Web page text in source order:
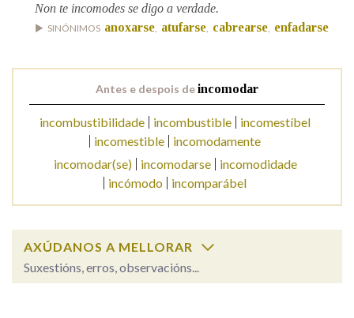
LIMPAR BUSCA
Non te incomodes se digo a verdade.
SINÓNIMOS anoxarse atufarse cabrearse enfadarse
Antes e despois deincomodar
incombustibilidade incombustible
incomestíbel
incomestible
incomodamente
incomodar(se)
incomodarse
incomodidade
incómodo
incomparábel
AXÚDANOS A MELLORAR
Suxestións, erros, observacións...